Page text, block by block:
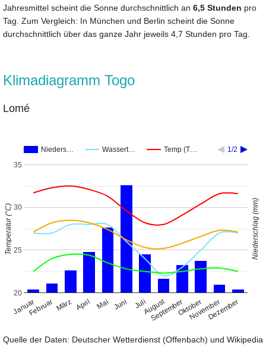
Jahresmittel scheint die Sonne durchschnittlich an 6,5 Stunden pro
Tag. Zum Vergleich: In München und Berlin scheint die Sonne
durchschnittlich über das ganze Jahr jeweils 4,7 Stunden pro Tag.
Klimadiagramm Togo
Lomé
Nieders… Wassert… Temp (T… 1/2
JanuarFebruar März April Mai Juni JuliAugust
SeptemberOktober
NovemberDezember
20
25
30
35
Temperatur (°C) Niederschlag (mm)
Quelle der Daten: Deutscher Wetterdienst (Offenbach) und Wikipedia